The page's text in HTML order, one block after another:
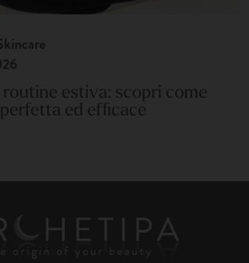
estiva: scopri come
ed efficace